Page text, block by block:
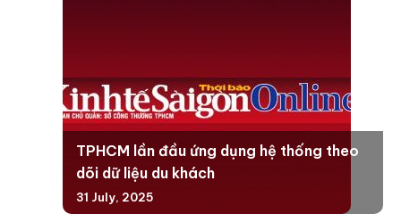
TPHCM lần đầu ứng dụng hệ thống theo
dõi dữ liệu du khách
31 July, 2025